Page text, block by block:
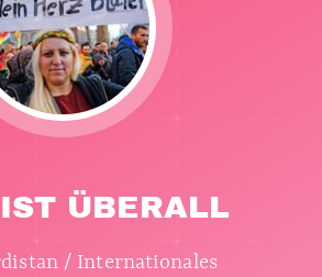
ÜBERALL
/ Internationales